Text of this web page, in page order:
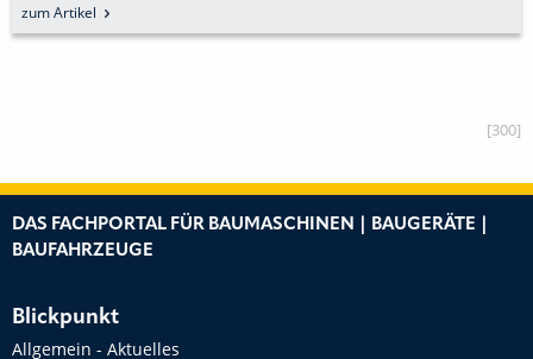
zum Artikel
[300]
DAS FACHPORTAL FÜR BAUMASCHINEN | BAUGERÄTE |
BAUFAHRZEUGE
Blickpunkt
Allgemein - Aktuelles